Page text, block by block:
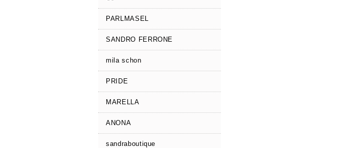
PARLMASEL
SANDRO FERRONE
mila schon
PRIDE
MARELLA
ANONA
sandraboutique